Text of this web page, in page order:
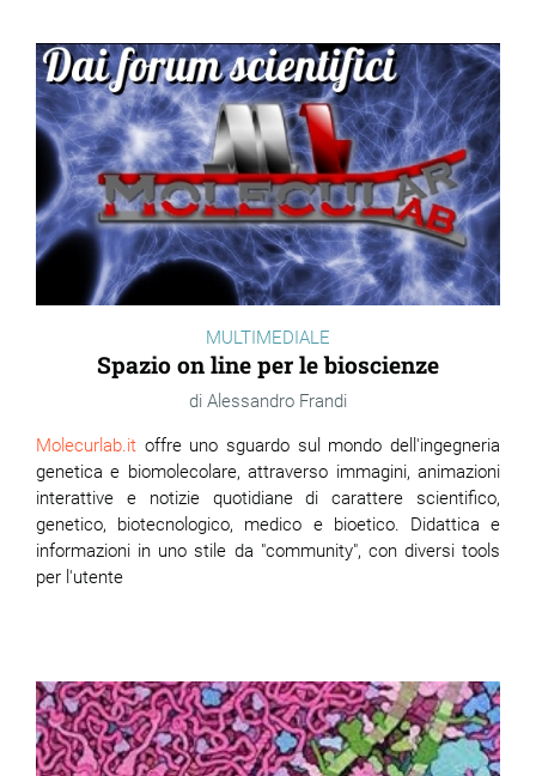
MULTIMEDIALE
Spazio on line per le bioscienze
Alessandro Frandi
Molecurlab.it offre uno sguardo sul mondo dell'ingegneria
genetica e biomolecolare, attraverso immagini, animazioni
interattive e notizie quotidiane di carattere scientifico,
genetico, biotecnologico, medico e bioetico. Didattica e
informazioni in uno stile da "community", con diversi tools
per l'utente